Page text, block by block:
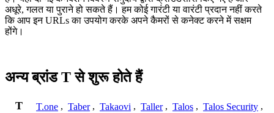
अधूरे, गलत या पुराने हो सकते हैं। हम कोई गारंटी या वारंटी प्रदान नहीं करते
कि आप इन URLs का उपयोग करके अपने कैमरों से कनेक्ट करने में सक्षम
होंगे।
अन्य ब्रांड T से शुरू होते हैं
T T.one , Taber , Takaovi , Taller , Talos , Talos Security ,